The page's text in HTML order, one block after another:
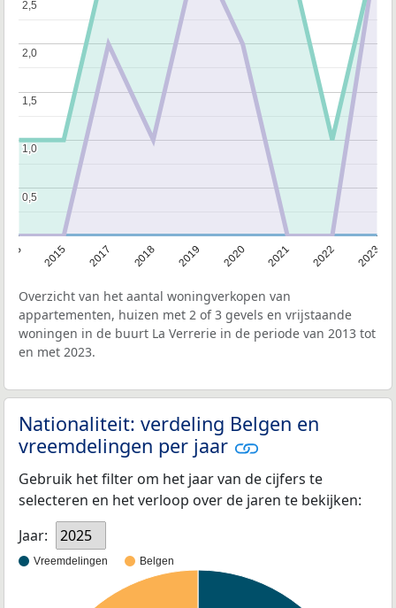
2015 2017 2018 2019 2020 2021 2022 2023
0,5
0,5
1,0
1,0
1,5
1,5
2,0
2,0
2,5
2,5
Overzicht van het aantal woningverkopen van
appartementen, huizen met 2 of 3 gevels en vrijstaande
woningen in de buurt La Verrerie in de periode van 2013 tot
en met 2023.
Nationaliteit: verdeling Belgen en
vreemdelingen per jaar
Gebruik het filter om het jaar van de cijfers te
selecteren en het verloop over de jaren te bekijken:
Jaar:
2025
Vreemdelingen Belgen